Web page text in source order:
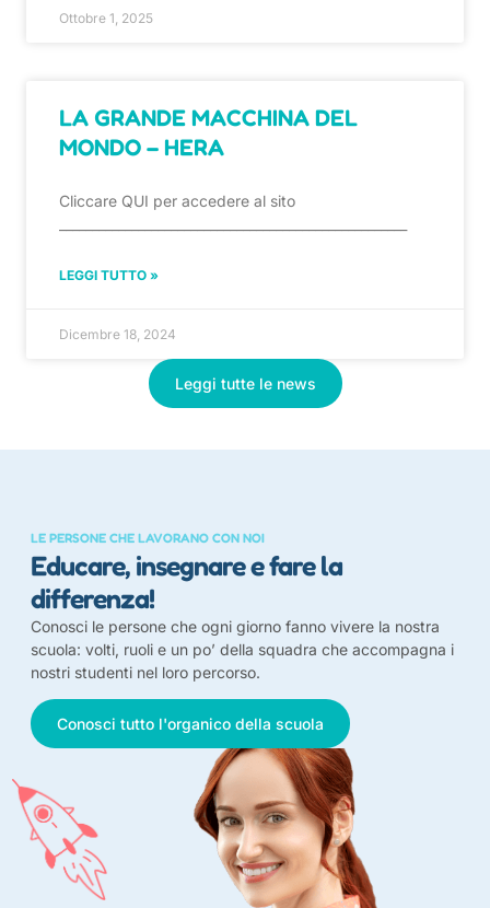
Ottobre 1, 2025
LA GRANDE MACCHINA DEL
MONDO – HERA
Cliccare QUI per accedere al sito
LEGGI TUTTO »
Dicembre 18, 2024
Leggi tutte le news
LE PERSONE CHE LAVORANO CON NOI
Educare, insegnare e fare la
differenza!
Conosci le persone che ogni giorno fanno vivere la nostra
scuola: volti, ruoli e un po’ della squadra che accompagna i
nostri studenti nel loro percorso.
Conosci tutto l'organico della scuola